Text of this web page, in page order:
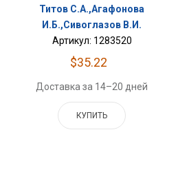
Титов С.А.,Агафонова
И.Б.,Сивоглазов В.И.
Артикул: 1283520
$35.22
Доставка за 14–20 дней
КУПИТЬ